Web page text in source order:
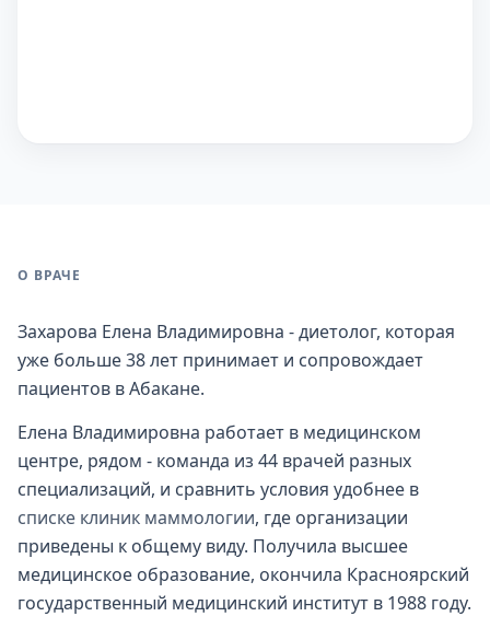
О ВРАЧЕ
Захарова Елена Владимировна - диетолог, которая
уже больше 38 лет принимает и сопровождает
пациентов в Абакане.
Елена Владимировна работает в медицинском
центре, рядом - команда из 44 врачей разных
специализаций, и сравнить условия удобнее в
списке клиник маммологии, где организации
приведены к общему виду. Получила высшее
медицинское образование, окончила Красноярский
государственный медицинский институт в 1988 году.